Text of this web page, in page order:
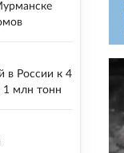
в России к 4
1 млн тонн